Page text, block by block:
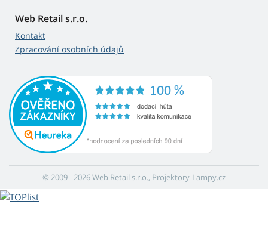
Web Retail s.r.o.
Kontakt
Zpracování osobních údajů
© 2009 - 2026 Web Retail s.r.o., Projektory-Lampy.cz